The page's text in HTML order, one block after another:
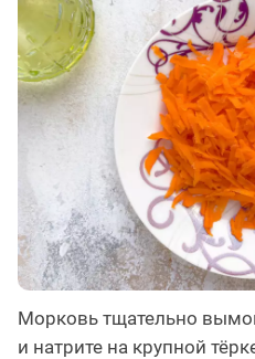
Морковь тщательно
и натрите на крупной